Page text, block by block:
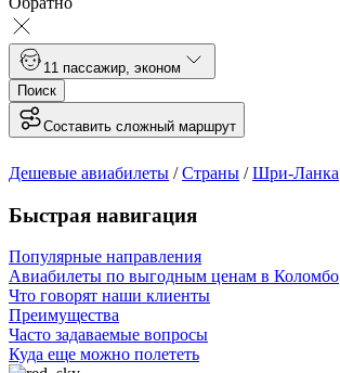
1 1 пассажир эконом
Поиск
Составить сложный маршрут
Дешевые авиабилеты /Страны /Шри-Ланка
Быстрая навигация
Популярные направления
Авиабилеты по выгодным ценам в Коломбо
Что говорят наши клиенты
Преимущества
Часто задаваемые вопросы
Куда еще можно полететь